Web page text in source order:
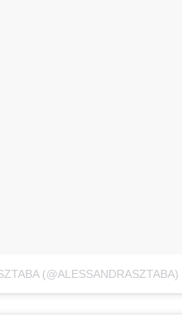
(@ALESSANDRASZTABA)